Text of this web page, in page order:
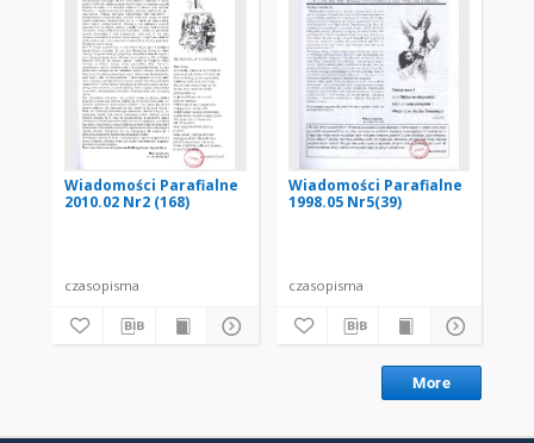
Wiadomości Parafialne
2010.02 Nr2 (168)
czasopisma
Wiadomości Parafialne
1998.05 Nr5(39)
czasopisma
More